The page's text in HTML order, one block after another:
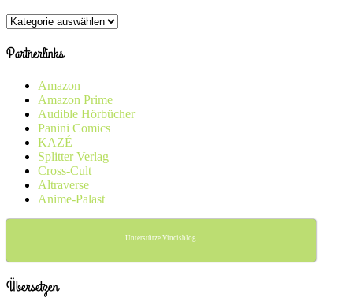
Kategorien
Partnerlinks
Amazon
Amazon Prime
Audible Hörbücher
Panini Comics
KAZÉ
Splitter Verlag
Cross-Cult
Altraverse
Anime-Palast
Unterstütze Vincisblog
Übersetzen